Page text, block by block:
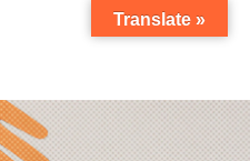
Translate »